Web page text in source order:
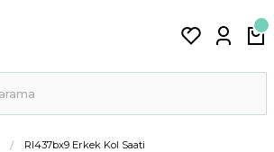
Rl437bx9 Erkek Kol Saati